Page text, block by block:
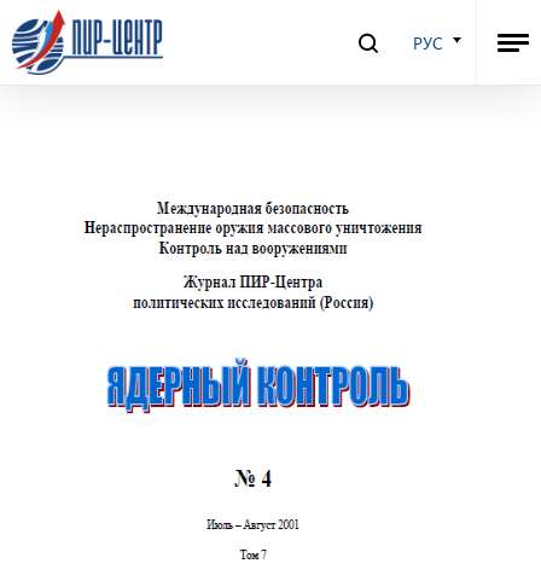
РУС
Ядерный Контроль №58, 2001